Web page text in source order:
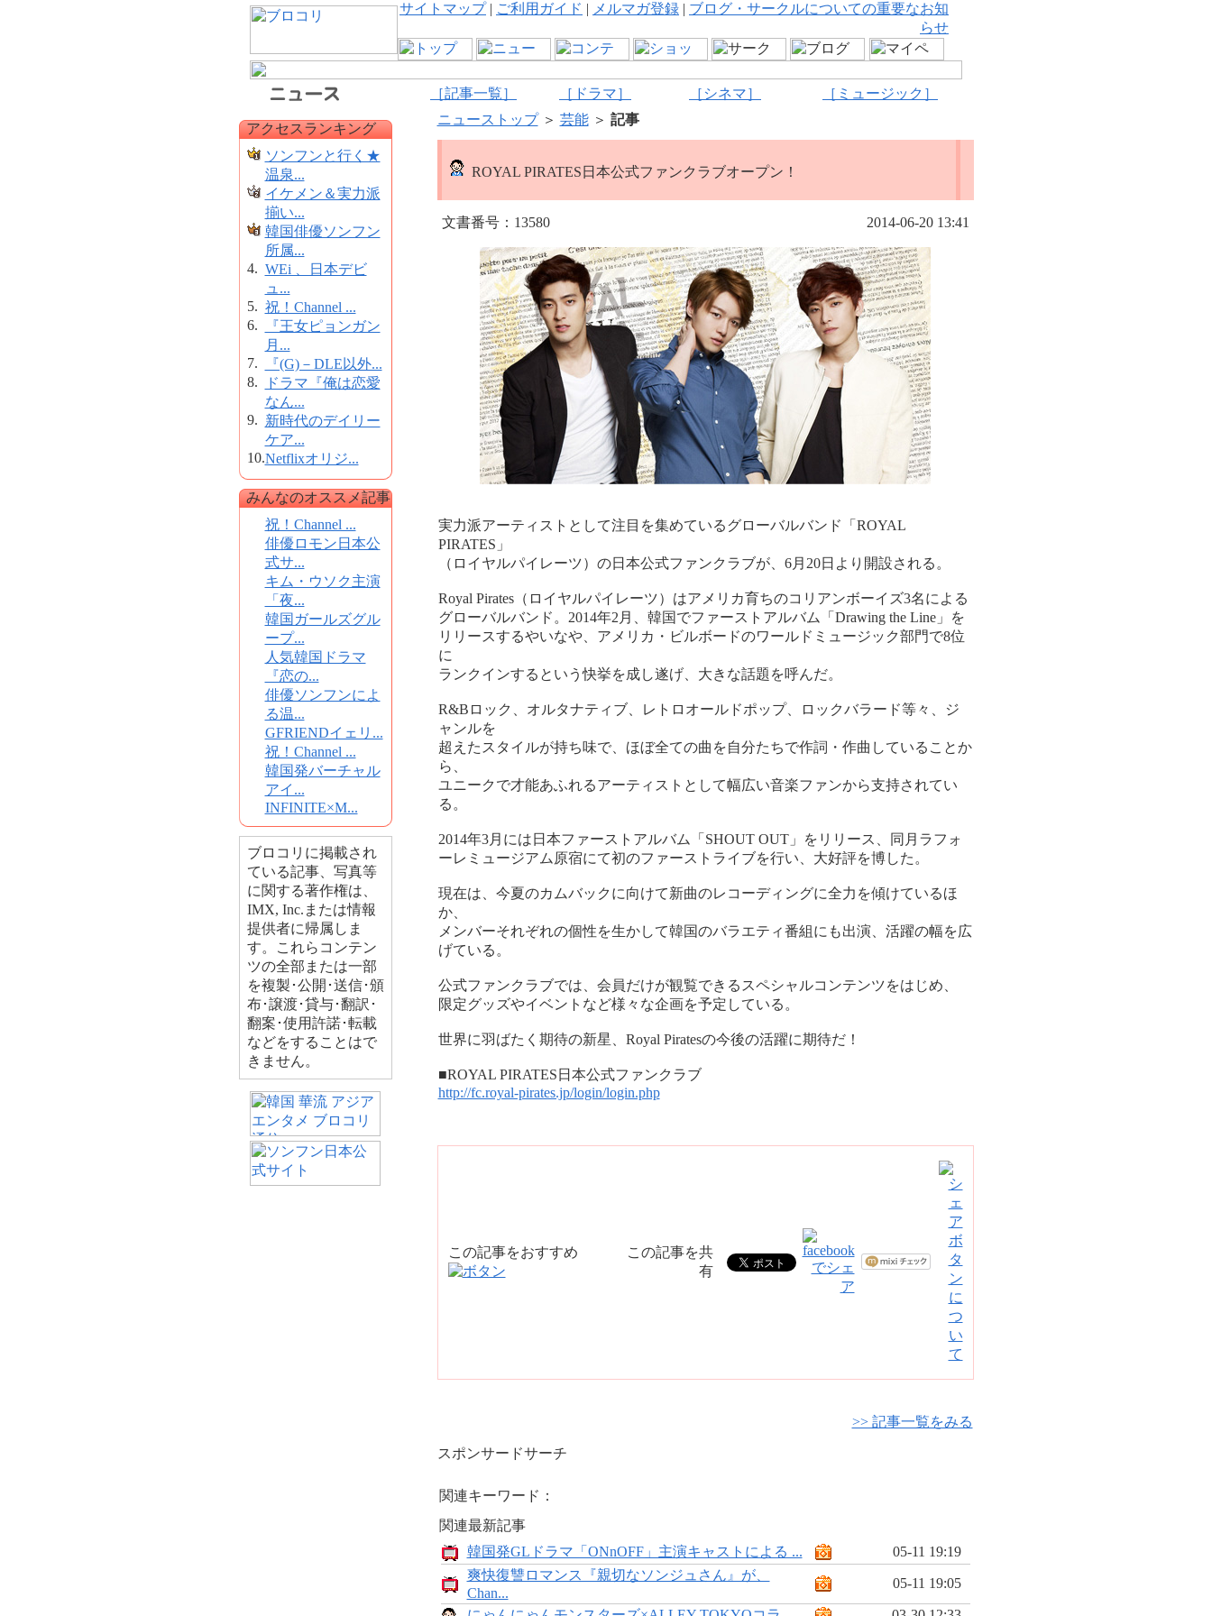
サイトマップ| ご利用ガイド | メルマガ登録 | ブログ・サークルについての重要なお知
らせ
［記事一覧］ ［ドラマ］ ［シネマ］ ［ミュージック］
アクセスランキング
ソンフンと行く★
温泉...
イケメン＆実力派
揃い...
韓国俳優ソンフン
所属...
4. WEi 、日本デビ
ュ...
5. 祝！Channel ...
6.
『王女ピョンガン
月...
7.
『(G)－DLE以外...
8.
ドラマ『俺は恋愛
なん...
9. 新時代のデイリー
ケア...
10.Netflixオリジ...
みんなのオススメ記事
祝！Channel ...
俳優ロモン日本公
式サ...
キム・ウソク主演
「夜...
韓国ガールズグル
ープ...
人気韓国ドラマ
『恋の...
俳優ソンフンによ
る温...
GFRIENDイェリ...
祝！Channel ...
韓国発バーチャル
アイ...
INFINITE×M...
ブロコリに掲載され
ている記事、写真等
に関する著作権は、
IMX, Inc.または情報
提供者に帰属しま
す。これらコンテン
ツの全部または一部
を複製･公開･送信･頒
布･譲渡･貸与･翻訳･
翻案･使用許諾･転載
などをすることはで
きません。
ニューストップ＞ 芸能＞ 記事
ROYAL PIRATES日本公式ファンクラブオープン！
文書番号：13580 2014-06-20 13:41
実力派アーティストとして注目を集めているグローバルバンド「ROYAL
PIRATES」
（ロイヤルパイレーツ）の日本公式ファンクラブが、6月20日より開設される。
Royal Pirates（ロイヤルパイレーツ）はアメリカ育ちのコリアンボーイズ3名による
グローバルバンド。2014年2月、韓国でファーストアルバム「Drawing the Line」を
リリースするやいなや、アメリカ・ビルボードのワールドミュージック部門で8位
に
ランクインするという快挙を成し遂げ、大きな話題を呼んだ。
R&Bロック、オルタナティブ、レトロオールドポップ、ロックバラード等々、ジ
ャンルを
超えたスタイルが持ち味で、ほぼ全ての曲を自分たちで作詞・作曲していることか
ら、
ユニークで才能あふれるアーティストとして幅広い音楽ファンから支持されてい
る。
2014年3月には日本ファーストアルバム「SHOUT OUT」をリリース、同月ラフォ
ーレミュージアム原宿にて初のファーストライブを行い、大好評を博した。
現在は、今夏のカムバックに向けて新曲のレコーディングに全力を傾けているほ
か、
メンバーそれぞれの個性を生かして韓国のバラエティ番組にも出演、活躍の幅を広
げている。
公式ファンクラブでは、会員だけが観覧できるスペシャルコンテンツをはじめ、
限定グッズやイベントなど様々な企画を予定している。
世界に羽ばたく期待の新星、Royal Piratesの今後の活躍に期待だ！
■ROYAL PIRATES日本公式ファンクラブ
http://fc.royal-pirates.jp/login/login.php
この記事をおすすめ
この記事を共
有
>> 記事一覧をみる
スポンサードサーチ
関連キーワード：
関連最新記事
韓国発GLドラマ「ONnOFF」主演キャストによる ...
05-11 19:19
爽快復讐ロマンス『親切なソンジュさん』が、
Chan...
05-11 19:05